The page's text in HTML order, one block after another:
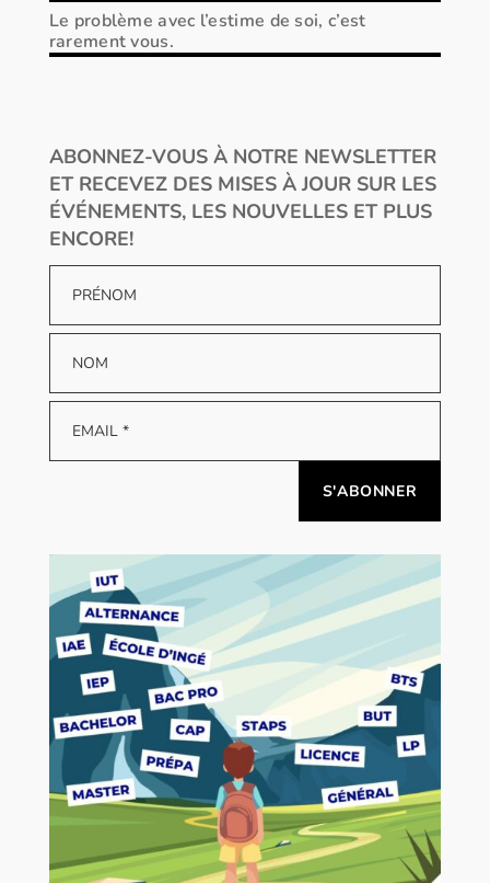
Le problème avec l’estime de soi, c’est
rarement vous.
ABONNEZ-VOUS À NOTRE NEWSLETTER
ET RECEVEZ DES MISES À JOUR SUR LES
ÉVÉNEMENTS, LES NOUVELLES ET PLUS
ENCORE!
Alternative: